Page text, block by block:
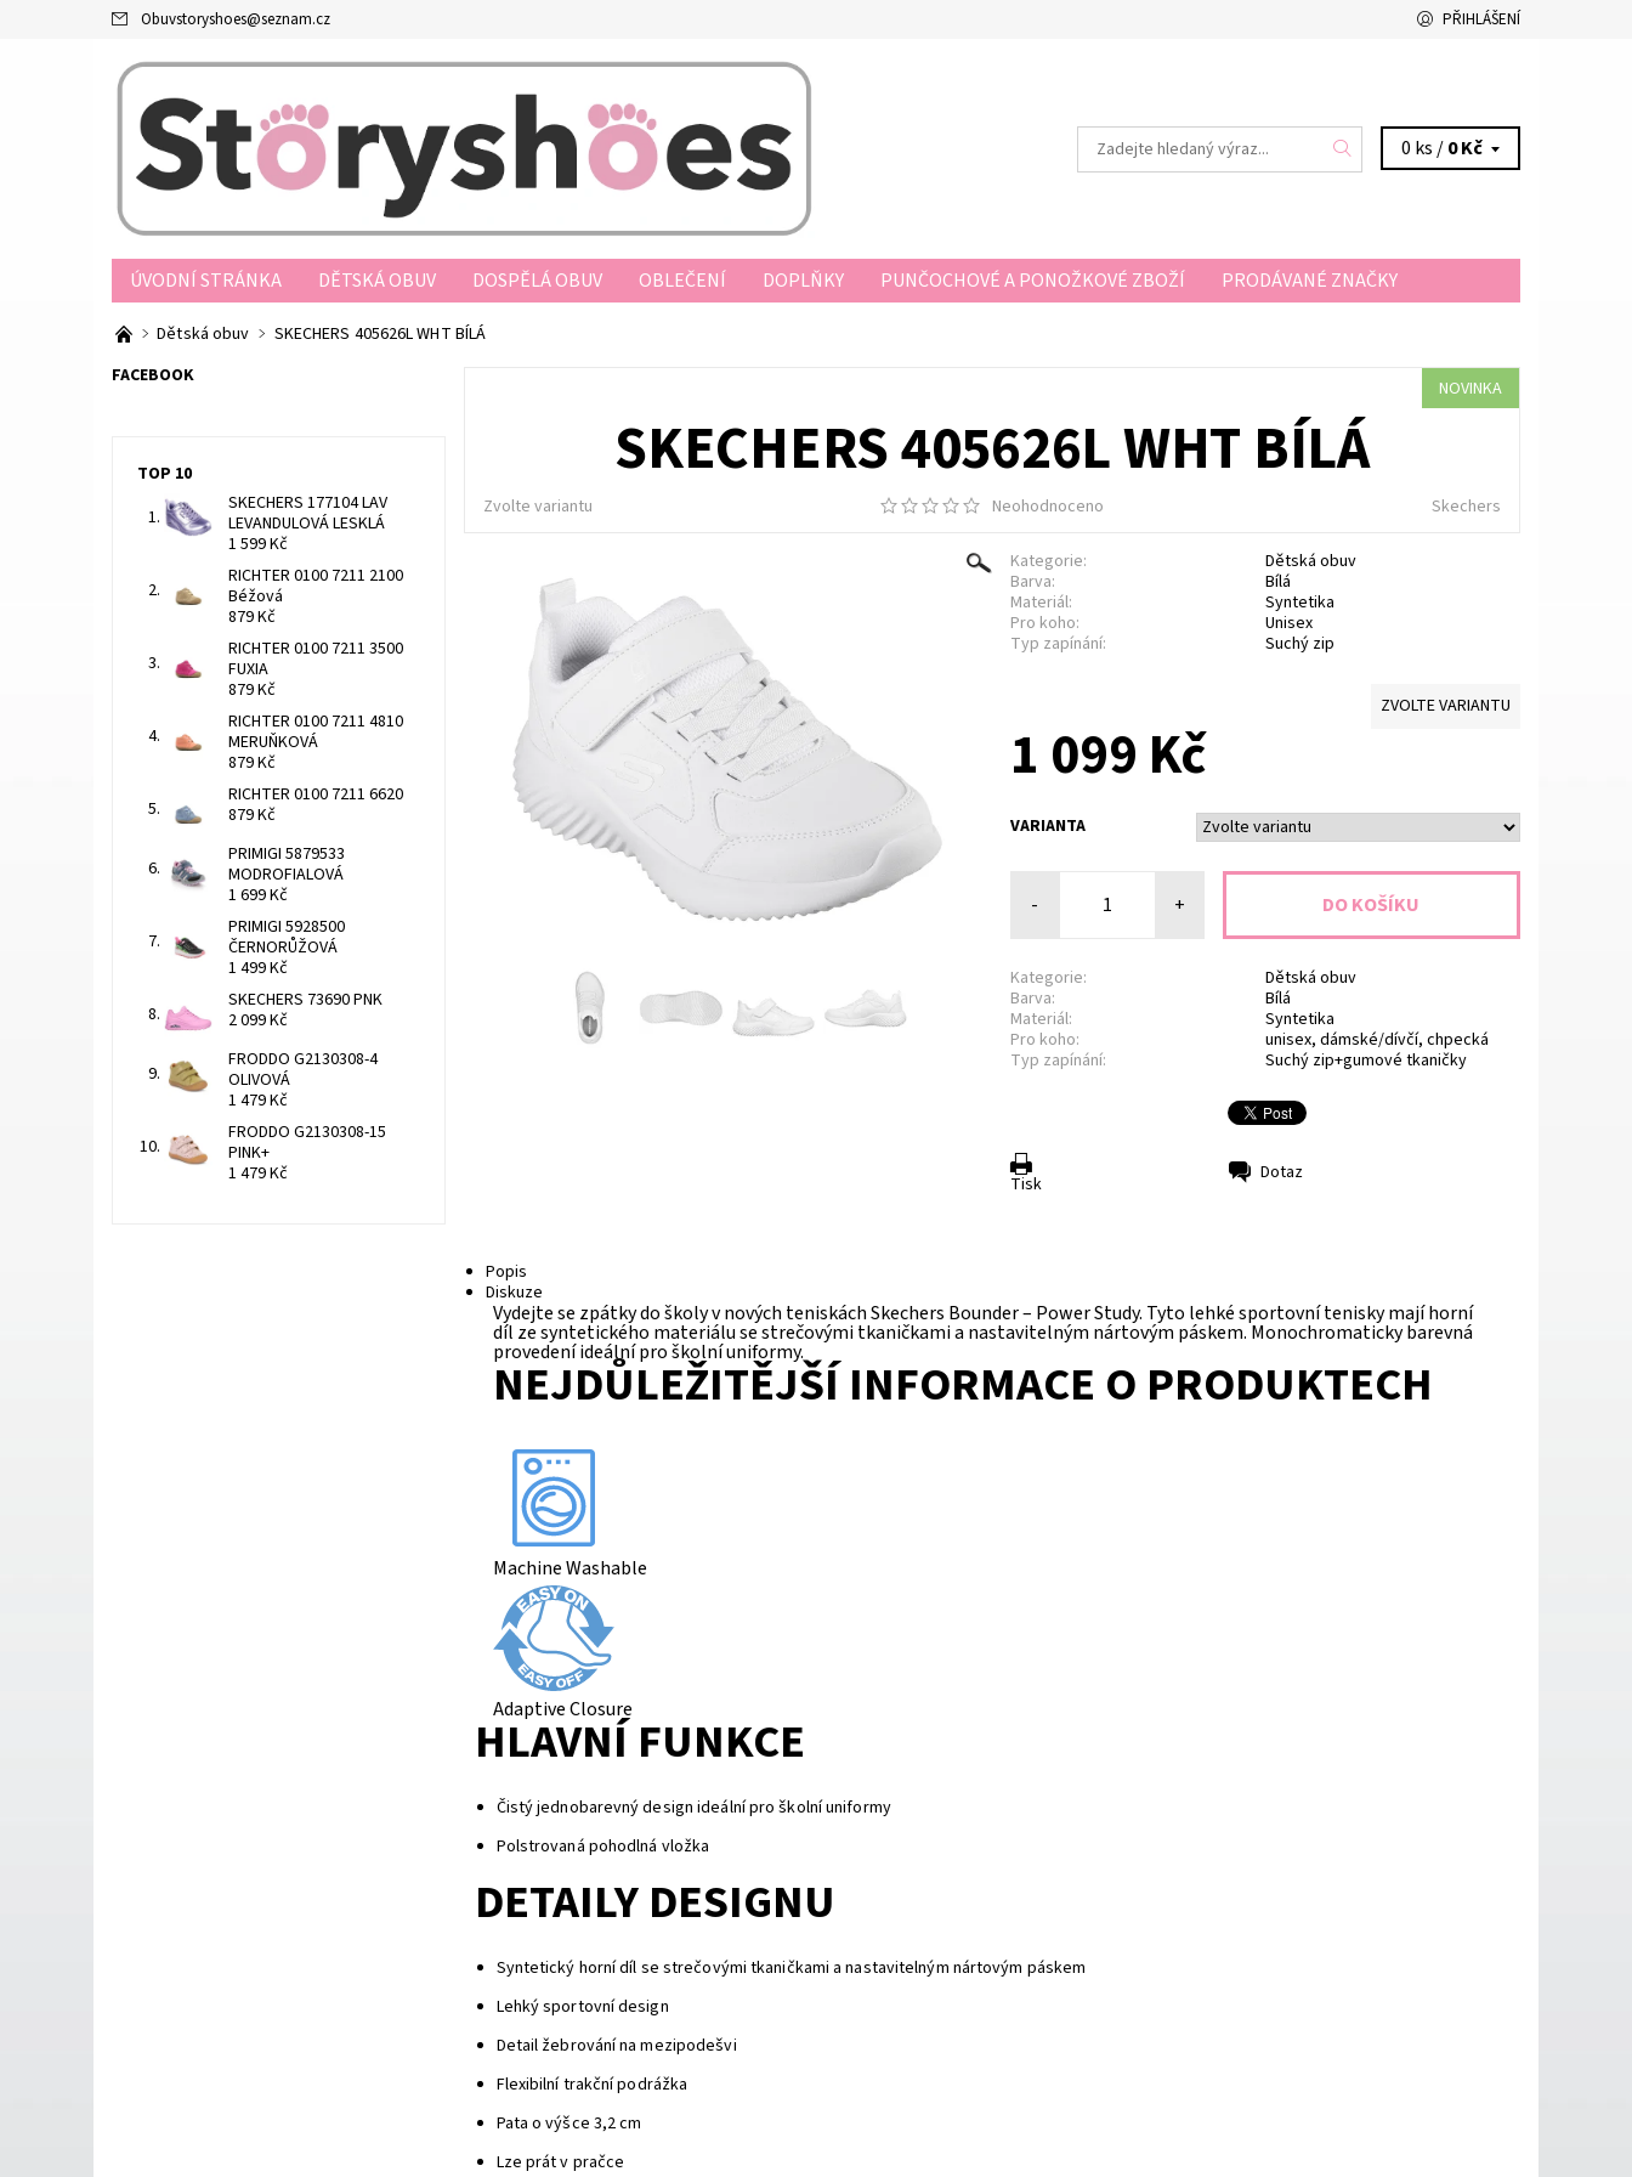
Obuvstoryshoes@seznam.cz PŘIHLÁŠENÍ
0 ks /0 Kč
ÚVODNÍ STRÁNKA DĚTSKÁ OBUV DOSPĚLÁ OBUV OBLEČENÍ DOPLŇKY PUNČOCHOVÉ A PONOŽKOVÉ ZBOŽÍ
PRODÁVANÉ ZNAČKY
PRODEJNY
OBCHODNÍ PODMÍNKY
REKLAMAČNÍ ŘÁD
Dětská obuv SKECHERS 405626L WHT BÍLÁ
NOVINKA
SKECHERS 405626L WHT BÍLÁ
Zvolte variantu Neohodnoceno Skechers
Kategorie:
Dětská obuv
Barva:
Bílá
Materiál:
Syntetika
Pro koho:
Unisex
Typ zapínání:
Suchý zip
ZVOLTE VARIANTU
1 099 Kč
VARIANTA
- +
Kategorie:
Dětská obuv
Barva:
Bílá
Materiál:
Syntetika
Pro koho:
unisex, dámské/dívčí, chpecká
Typ zapínání:
Suchý zip+gumové tkaničky
Tisk Dotaz
Popis
Diskuze
Vydejte se zpátky do školy v nových teniskách Skechers Bounder – Power Study. Tyto lehké sportovní tenisky mají horní
díl ze syntetického materiálu se strečovými tkaničkami a nastavitelným nártovým páskem. Monochromaticky barevná
provedení ideální pro školní uniformy.
NEJDŮLEŽITĚJŠÍ INFORMACE O PRODUKTECH
Machine Washable
Adaptive Closure
HLAVNÍ FUNKCE
Čistý jednobarevný design ideální pro školní uniformy
Polstrovaná pohodlná vložka
DETAILY DESIGNU
Syntetický horní díl se strečovými tkaničkami a nastavitelným nártovým páskem
Lehký sportovní design
Detail žebrování na mezipodešvi
Flexibilní trakční podrážka
Pata o výšce 3,2 cm
Lze prát v pračce
FACEBOOK
TOP 10
SKECHERS 177104 LAV
LEVANDULOVÁ LESKLÁ
1 599 Kč
RICHTER 0100 7211 2100
Béžová
879 Kč
RICHTER 0100 7211 3500
FUXIA
879 Kč
RICHTER 0100 7211 4810
MERUŇKOVÁ
879 Kč
RICHTER 0100 7211 6620
879 Kč
PRIMIGI 5879533
MODROFIALOVÁ
1 699 Kč
PRIMIGI 5928500
ČERNORŮŽOVÁ
1 499 Kč
SKECHERS 73690 PNK
2 099 Kč
FRODDO G2130308-4
OLIVOVÁ
1 479 Kč
FRODDO G2130308-15
PINK+
1 479 Kč